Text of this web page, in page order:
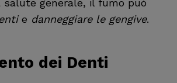
e danneggiare le gengive.
dei Denti